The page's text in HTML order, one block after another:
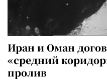
Иран и Оман
«средний
пролив